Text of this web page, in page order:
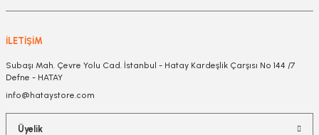
İLETİŞİM
Subaşı Mah. Çevre Yolu Cad. İstanbul - Hatay Kardeşlik Çarşısı No 144 /7
Defne - HATAY
info@hataystore.com
Üyelik